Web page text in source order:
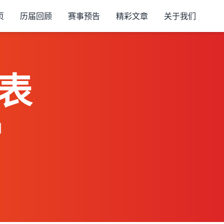
历届回顾 赛事预告 精彩文章 关于我们